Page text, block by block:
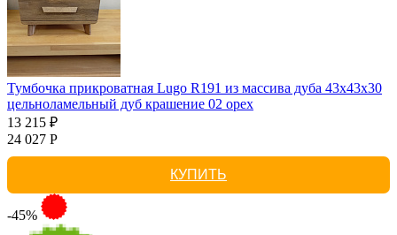
Тумбочка прикроватная Lugo R191 из массива дуба 43х43х30
цельноламельный дуб крашение 02 орех
13 215 ₽
24 027 Р
КУПИТЬ
-45%